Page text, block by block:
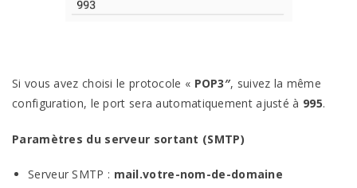
Si vous avez choisi le protocole « POP3″, suivez la même
configuration, le port sera automatiquement ajusté à 995.
Paramètres du serveur sortant (SMTP)
Serveur SMTP : mail.votre-nom-de-domaine